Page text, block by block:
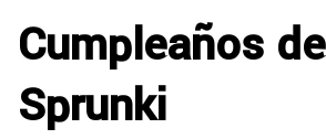
Cumpleaños de
Sprunki